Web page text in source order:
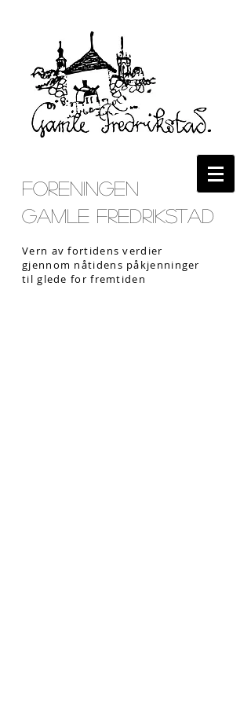
Foreningen
Gamle Fredrikstad
Vern av fortidens verdier
gjennom nåtidens påkjenninger
til glede for fremtiden